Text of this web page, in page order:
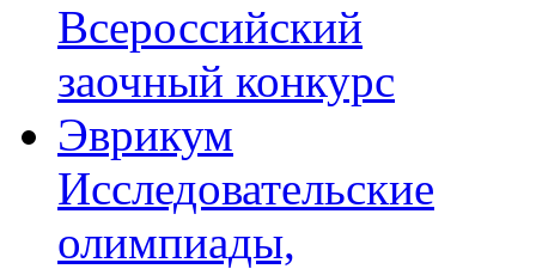
Всероссийский
заочный конкурс
Эврикум
Исследовательские
олимпиады,